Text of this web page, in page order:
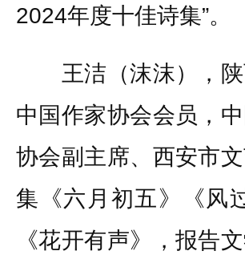
2024年度十佳诗集”。
王洁（沫沫），陕
中国作家协会会员，
协会副主席、西安市
集《六月初五》《风
《花开有声》，报告